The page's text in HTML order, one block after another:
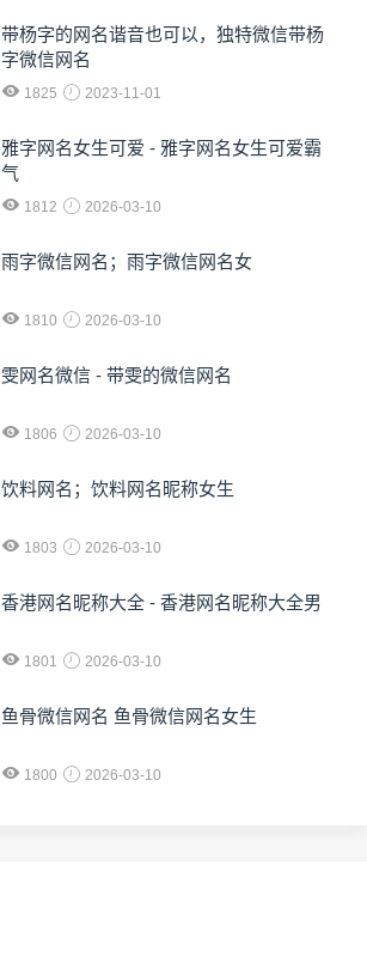
​带杨字的网名谐音也可以，独特微信带杨
字微信网名
1825 2023-11-01
雅字网名女生可爱 - 雅字网名女生可爱霸
气
1812 2026-03-10
雨字微信网名；雨字微信网名女
1810 2026-03-10
雯网名微信 - 带雯的微信网名
1806 2026-03-10
饮料网名；饮料网名昵称女生
1803 2026-03-10
香港网名昵称大全 - 香港网名昵称大全男
1801 2026-03-10
鱼骨微信网名 鱼骨微信网名女生
1800 2026-03-10